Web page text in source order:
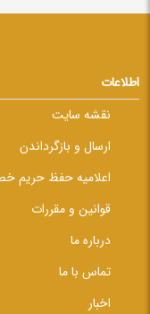
اطلاعات
نقشه سایت
ارسال و بازگرداندن
اعلامیه حفظ حریم
قوانین و مقررات
درباره ما
تماس با ما
اخبار